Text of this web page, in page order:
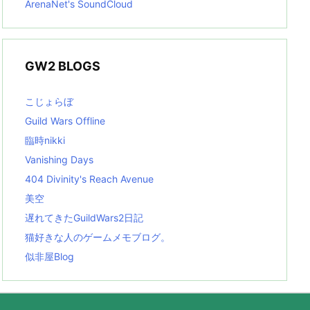
ArenaNet's SoundCloud
GW2 BLOGS
こじょらぼ
Guild Wars Offline
臨時nikki
Vanishing Days
404 Divinity's Reach Avenue
美空
遅れてきたGuildWars2日記
猫好きな人のゲームメモブログ。
似非屋Blog